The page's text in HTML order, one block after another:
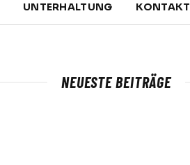
UNTERHALTUNG KONTAKT
NEUESTE BEITRÄGE